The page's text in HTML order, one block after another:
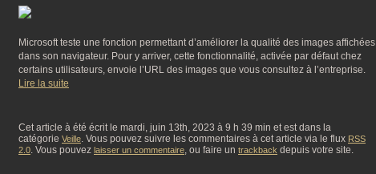
Microsoft teste une fonction permettant d’améliorer la qualité des images affichées
dans son navigateur. Pour y arriver, cette fonctionnalité, activée par défaut chez
certains utilisateurs, envoie l’URL des images que vous consultez à l’entreprise.
Lire la suite
Cet article à été écrit le mardi, juin 13th, 2023 à 9 h 39 min et est dans la
catégorie Veille. Vous pouvez suivre les commentaires à cet article via le flux RSS
2.0. Vous pouvez laisser un commentaire, ou faire un trackback depuis votre site.